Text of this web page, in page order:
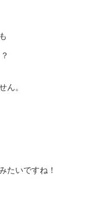
ん。
たいですね！